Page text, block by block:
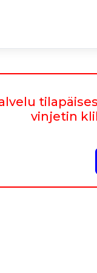
vinjetin